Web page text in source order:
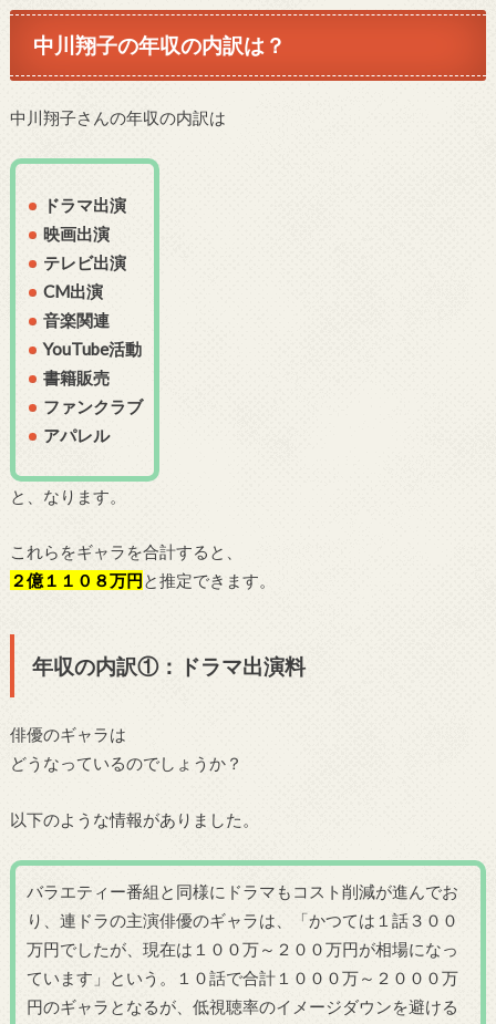
中川翔子の年収の内訳は？
中川翔子さんの年収の内訳は
ドラマ出演
映画出演
テレビ出演
CM出演
音楽関連
YouTube活動
書籍販売
ファンクラブ
アパレル
と、なります。
これらをギャラを合計すると、
２億１１０８万円 と推定できます。
年収の内訳①：ドラマ出演料
俳優のギャラは
どうなっているのでしょうか？
以下のような情報がありました。
バラエティー番組と同様にドラマもコスト削減が進んでお
り、連ドラの主演俳優のギャラは、「かつては１話３００
万円でしたが、現在は１００万～２００万円が相場になっ
ています」という。１０話で合計１０００万～２０００万
円のギャラとなるが、低視聴率のイメージダウンを避ける